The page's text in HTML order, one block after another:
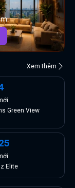
Xem thêm
Green View
Elite